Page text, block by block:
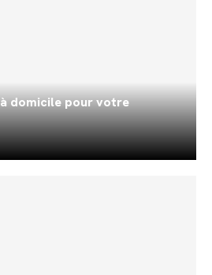
domicile pour votre